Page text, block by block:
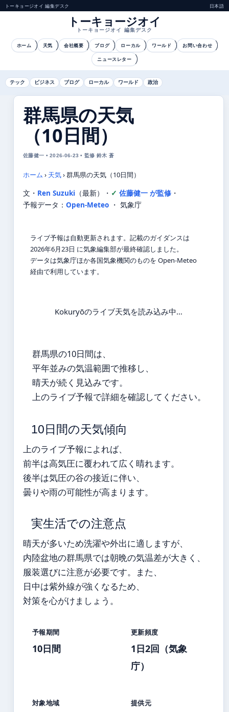
トーキョージオイ 編集デスク 日本語
トーキョージオイ
トーキョージオイ 編集デスク
ホーム 天気 会社概要 ブログ ローカル ワールド お問い合わせ
ニュースレター
テック ビジネス ブログ ローカル ワールド 政治
群馬県の天気
（10日間）
佐藤健一 • 2026-06-23 • 監修 鈴木 蒼
ホーム › 天気›群馬県の天気（10日間）
文・ Ren Suzuki （最新） ・ 佐藤健一 が監修 ・
予報データ： Open-Meteo ・ 気象庁
ライブ予報は自動更新されます。記載のガイダンスは
2026年6月23日 に気象編集部が最終確認しました。
データは気象庁ほか各国気象機関のものを Open-Meteo
経由で利用しています。
Kokuryōのライブ天気を読み込み中…
群馬県の10日間は、
平年並みの気温範囲で推移し、
晴天が続く見込みです。
上のライブ予報で詳細を確認してください。
10日間の天気傾向
上のライブ予報によれば、
前半は高気圧に覆われて広く晴れます。
後半は気圧の谷の接近に伴い、
曇りや雨の可能性が高まります。
実生活での注意点
晴天が多いため洗濯や外出に適しますが、
内陸盆地の群馬県では朝晩の気温差が大きく、
服装選びに注意が必要です。また、
日中は紫外線が強くなるため、
対策を心がけましょう。
予報期間
10日間
更新頻度
1日2回（気象
庁）
対象地域 提供元